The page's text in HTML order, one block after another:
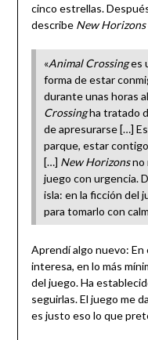
cinco estrellas.
describe New Horizons
«Animal Crossinges
forma de estar
durante unas horas
Crossingha tratado
de apresurarse […]
parque, estar
[…] New Horizonsno
juego con urgencia.
isla: en la ficción del
para tomarlo con
Aprendí algo nuevo: En
interesa, en lo más
del juego. Ha
seguirlas. El juego me
es justo eso lo que